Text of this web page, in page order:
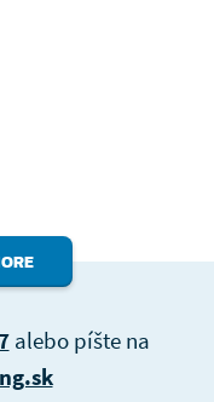
alebo píšte na